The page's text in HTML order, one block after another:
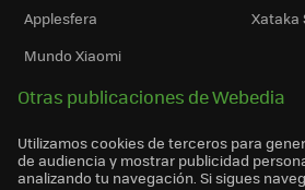
Applesfera
Xataka
Mundo Xiaomi
Otras publicaciones de Webedia
Utilizamos cookies de terceros para
de audiencia y mostrar publicidad
analizando tu navegación. Si sigues